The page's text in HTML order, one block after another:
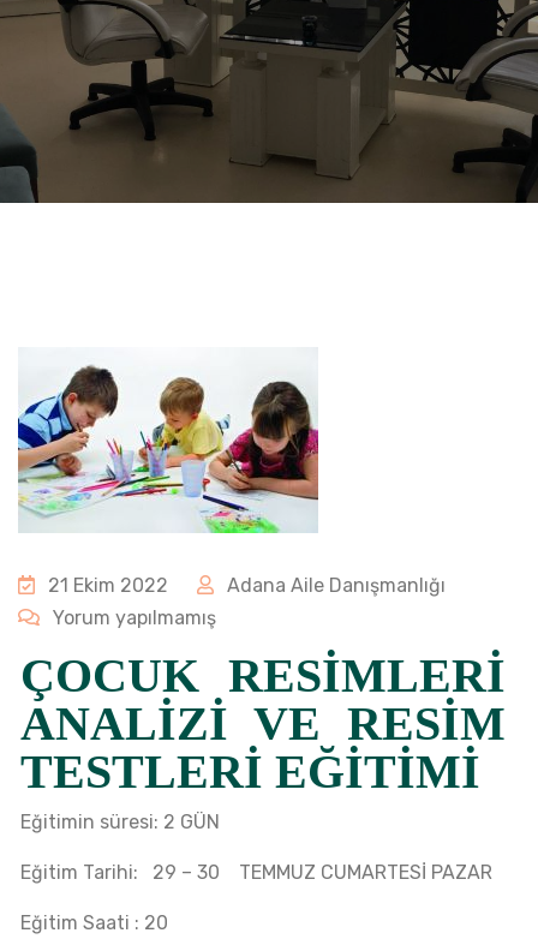
21 Ekim 2022
Adana Aile Danışmanlığı
Yorum yapılmamış
ÇOCUK RESİMLERİ
ANALİZİ VE RESİM
TESTLERİ EĞİTİMİ
Eğitimin süresi: 2 GÜN
Eğitim Tarihi: 29 – 30 TEMMUZ CUMARTESİ PAZAR
Eğitim Saati : 20